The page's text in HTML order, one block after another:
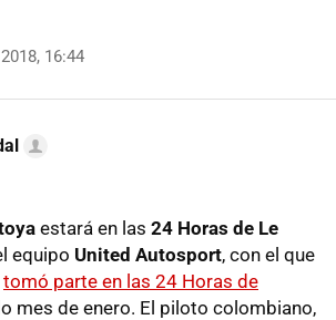
16:44
estará en las 24 Horas de Le
equipo United Autosport, con el que
tomó parte en las 24 Horas de
mes de enero. El piloto colombiano,